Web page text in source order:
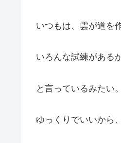
いつもは、雲が道を
いろんな試練がある
と言っているみたい。
ゆっくりでいいから